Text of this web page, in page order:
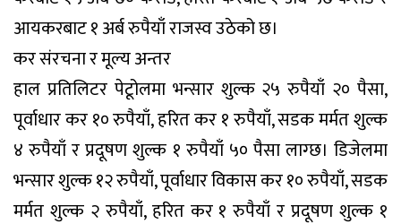
आयकरबाट १ अर्ब रुपैयाँ राजस्व उठेको छ।
कर संरचना र मूल्य अन्तर
हाल प्रतिलिटर पेटूोलमा भन्सार शुल्क २५ रुपैयाँ २० पैसा,
पूर्वाधार कर १० रुपैयाँ, हरित कर १ रुपैयाँ, सडक मर्मत शुल्क
४ रुपैयाँ र प्रदूषण शुल्क १ रुपैयाँ ५० पैसा लाग्छ। डिजेलमा
भन्सार शुल्क १२ रुपैयाँ, पूर्वाधार विकास कर १० रुपैयाँ, सडक
मर्मत शुल्क २ रुपैयाँ, हरित कर १ रुपैयाँ र प्रदूषण शुल्क १